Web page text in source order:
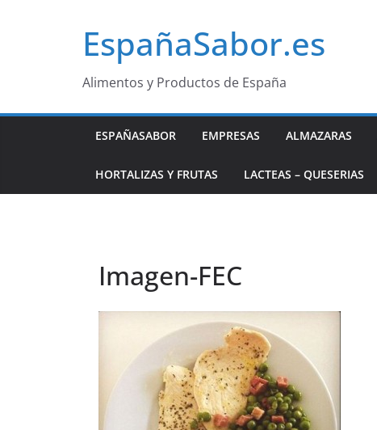
EspañaSabor.es
Alimentos y Productos de España
ESPAÑASABOR EMPRESAS ALMAZARAS
HORTALIZAS Y FRUTAS LACTEAS – QUESERIAS
Imagen-FEC